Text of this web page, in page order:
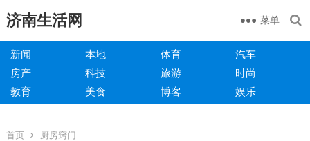
济南生活网 菜单
新闻 本地 体育
汽车
房产
科技 旅游
时尚
教育
美食 博客 娱乐
首页 厨房窍门